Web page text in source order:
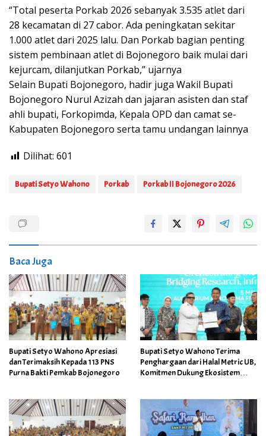
“Total peserta Porkab 2026 sebanyak 3.535 atlet dari
28 kecamatan di 27 cabor. Ada peningkatan sekitar
1.000 atlet dari 2025 lalu. Dan Porkab bagian penting
sistem pembinaan atlet di Bojonegoro baik mulai dari
kejurcam, dilanjutkan Porkab,” ujarnya
Selain Bupati Bojonegoro, hadir juga Wakil Bupati
Bojonegoro Nurul Azizah dan jajaran asisten dan staf
ahli bupati, Forkopimda, Kepala OPD dan camat se-
Kabupaten Bojonegoro serta tamu undangan lainnya
Dilihat: 601
Bupati Setyo Wahono Porkab Porkab II Bojonegoro 2026
Baca Juga
Bupati Setyo Wahono Apresiasi
dan Terimaksih Kepada 113 PNS
Purna Bakti Pemkab Bojonegoro
Bupati Setyo Wahono Terima
Penghargaan dari Halal Metric UB,
Komitmen Dukung Ekosistem